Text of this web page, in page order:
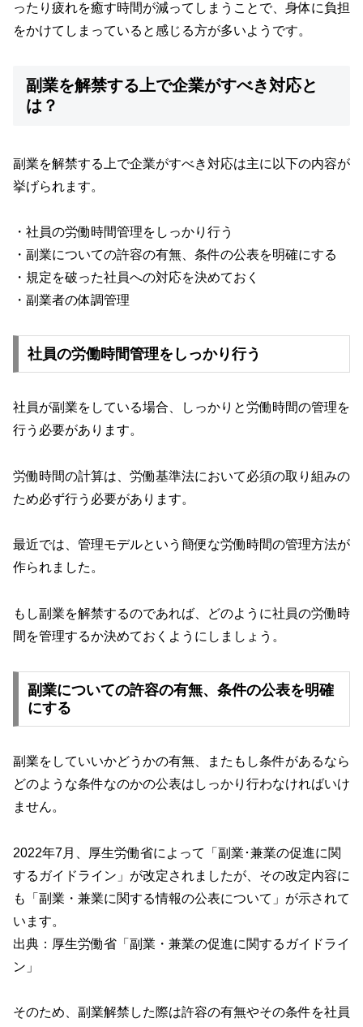
ったり疲れを癒す時間が減ってしまうことで、身体に負担
をかけてしまっていると感じる方が多いようです。
副業を解禁する上で企業がすべき対応と
は？
副業を解禁する上で企業がすべき対応は主に以下の内容が
挙げられます。
・社員の労働時間管理をしっかり行う
・副業についての許容の有無、条件の公表を明確にする
・規定を破った社員への対応を決めておく
・副業者の体調管理
社員の労働時間管理をしっかり行う
社員が副業をしている場合、しっかりと労働時間の管理を
行う必要があります。
労働時間の計算は、労働基準法において必須の取り組みの
ため必ず行う必要があります。
最近では、管理モデルという簡便な労働時間の管理方法が
作られました。
もし副業を解禁するのであれば、どのように社員の労働時
間を管理するか決めておくようにしましょう。
副業についての許容の有無、条件の公表を明確
にする
副業をしていいかどうかの有無、またもし条件があるなら
どのような条件なのかの公表はしっかり行わなければいけ
ません。
2022年7月、厚生労働省によって「副業･兼業の促進に関
するガイドライン」が改定されましたが、その改定内容に
も「副業・兼業に関する情報の公表について」が示されて
います。
出典：厚生労働省「 副業・兼業の促進に関するガイドライ
ン 」
そのため、副業解禁した際は許容の有無やその条件を社員